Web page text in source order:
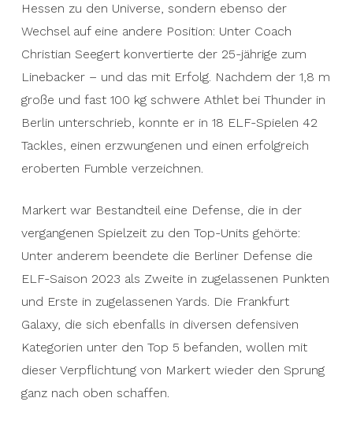
Hessen zu den Universe, sondern ebenso der
Wechsel auf eine andere Position: Unter Coach
Christian Seegert konvertierte der 25-jährige zum
Linebacker – und das mit Erfolg. Nachdem der 1,8 m
große und fast 100 kg schwere Athlet bei Thunder in
Berlin unterschrieb, konnte er in 18 ELF-Spielen 42
Tackles, einen erzwungenen und einen erfolgreich
eroberten Fumble verzeichnen.
Markert war Bestandteil eine Defense, die in der
vergangenen Spielzeit zu den Top-Units gehörte:
Unter anderem beendete die Berliner Defense die
ELF-Saison 2023 als Zweite in zugelassenen Punkten
und Erste in zugelassenen Yards. Die Frankfurt
Galaxy, die sich ebenfalls in diversen defensiven
Kategorien unter den Top 5 befanden, wollen mit
dieser Verpflichtung von Markert wieder den Sprung
ganz nach oben schaffen.